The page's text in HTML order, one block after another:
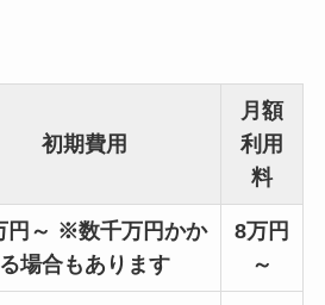
初期費用
月額
利用
料
円～ ※数千万円かか
る場合もあります
8万円
～